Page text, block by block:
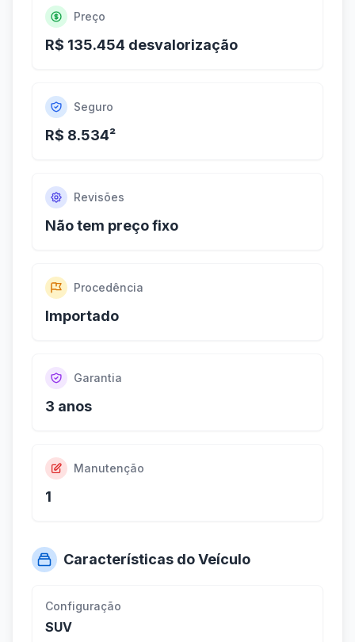
Preço
R$ 135.454 desvalorização
Seguro
R$ 8.534²
Revisões
Não tem preço fixo
Procedência
Importado
Garantia
3 anos
Manutenção
1
Características do Veículo
Configuração
SUV